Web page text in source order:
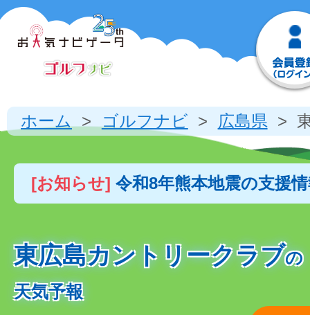
ホーム ゴルフナビ 広島県
[お知らせ] 令和8年熊本地震の支援
東広島カントリークラブの
天気予報